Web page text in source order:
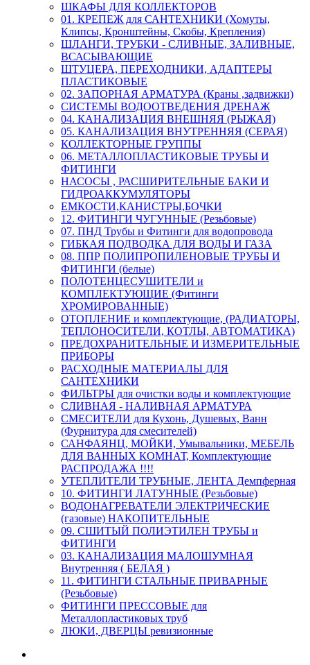
ШКАФЫ ДЛЯ КОЛЛЕКТОРОВ
01. КРЕПЕЖ для САНТЕХНИКИ (Хомуты,
Клипсы, Кронштейны, Скобы, Крепления)
ШЛАНГИ, ТРУБКИ - СЛИВНЫЕ, ЗАЛИВНЫЕ,
ВСАСЫВАЮЩИЕ
ШТУЦЕРА, ПЕРЕХОДНИКИ, АДАПТЕРЫ
ПЛАСТИКОВЫЕ
02. ЗАПОРНАЯ АРМАТУРА (Краны ,задвижки)
СИСТЕМЫ ВОДООТВЕДЕНИЯ ДРЕНАЖ
04. КАНАЛИЗАЦИЯ ВНЕШНЯЯ (РЫЖАЯ)
05. КАНАЛИЗАЦИЯ ВНУТРЕННЯЯ (СЕРАЯ)
КОЛЛЕКТОРНЫЕ ГРУППЫ
06. МЕТАЛЛОПЛАСТИКОВЫЕ ТРУБЫ И
ФИТИНГИ
НАСОСЫ , РАСШИРИТЕЛЬНЫЕ БАКИ И
ГИДРОАККУМУЛЯТОРЫ
ЕМКОСТИ,КАНИСТРЫ,БОЧКИ
12. ФИТИНГИ ЧУГУННЫЕ (Резьбовые)
07. ПНД Трубы и Фитинги для водопровода
ГИБКАЯ ПОДВОДКА ДЛЯ ВОДЫ И ГАЗА
08. ППР ПОЛИПРОПИЛЕНОВЫЕ ТРУБЫ И
ФИТИНГИ (белые)
ПОЛОТЕНЦЕСУШИТЕЛИ и
КОМПЛЕКТУЮЩИЕ (Фитинги
ХРОМИРОВАННЫЕ)
ОТОПЛЕНИЕ и комплектующие, (РАДИАТОРЫ,
ТЕПЛОНОСИТЕЛИ, КОТЛЫ, АВТОМАТИКА)
ПРЕДОХРАНИТЕЛЬНЫЕ И ИЗМЕРИТЕЛЬНЫЕ
ПРИБОРЫ
РАСХОДНЫЕ МАТЕРИАЛЫ ДЛЯ
САНТЕХНИКИ
ФИЛЬТРЫ для очистки воды и комплектующие
СЛИВНАЯ - НАЛИВНАЯ АРМАТУРА
СМЕСИТЕЛИ для Кухонь, Душевых, Ванн
(Фурнитура для смесителей)
САНФАЯНЦ, МОЙКИ, Умывальники, МЕБЕЛЬ
ДЛЯ ВАННЫХ КОМНАТ, Комплектующие
РАСПРОДАЖА !!!!
УТЕПЛИТЕЛИ ТРУБНЫЕ, ЛЕНТА Демпферная
10. ФИТИНГИ ЛАТУННЫЕ (Резьбовые)
ВОДОНАГРЕВАТЕЛИ ЭЛЕКТРИЧЕСКИЕ
(газовые) НАКОПИТЕЛЬНЫЕ
09. СШИТЫЙ ПОЛИЭТИЛЕН ТРУБЫ и
ФИТИНГИ
03. КАНАЛИЗАЦИЯ МАЛОШУМНАЯ
Внутренняя ( БЕЛАЯ )
11. ФИТИНГИ СТАЛЬНЫЕ ПРИВАРНЫЕ
(Резьбовые)
ФИТИНГИ ПРЕССОВЫЕ для
Металлопластиковых труб
ЛЮКИ, ДВЕРЦЫ ревизионные